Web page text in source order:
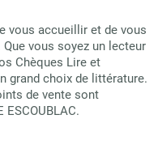
vous accueillir et de vous
vous soyez un lecteur
Chèques Lire et
grand choix de littérature.
de vente sont